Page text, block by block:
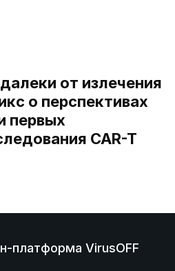
от излечения
о перспективах
первых
CAR-T
платформа VirusOFF